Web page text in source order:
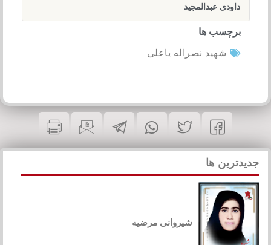
داودی عبدالمجید
برچسب ها
شهید نصراله یاعلی
جدیدترین ها
شیروانی مرضیه